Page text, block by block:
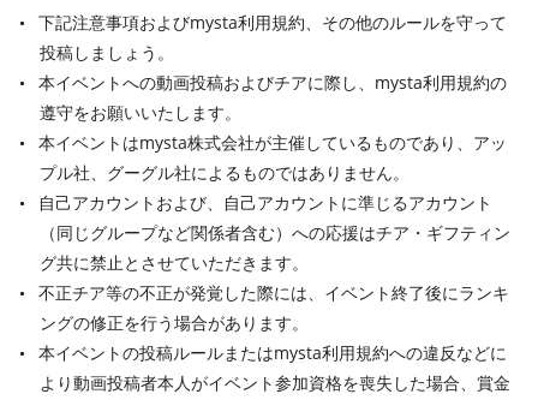
下記注意事項およびmysta利用規約、その他のルールを守って
投稿しましょう。
本イベントへの動画投稿およびチアに際し、mysta利用規約の
遵守をお願いいたします。
本イベントはmysta株式会社が主催しているものであり、アッ
プル社、グーグル社によるものではありません。
自己アカウントおよび、自己アカウントに準じるアカウント
（同じグループなど関係者含む）への応援はチア・ギフティン
グ共に禁止とさせていただきます。
不正チア等の不正が発覚した際には、イベント終了後にランキ
ングの修正を行う場合があります。
本イベントの投稿ルールまたはmysta利用規約への違反などに
より動画投稿者本人がイベント参加資格を喪失した場合、賞金